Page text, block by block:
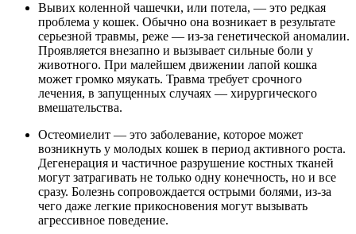
Вывих коленной чашечки, или потела, — это редкая
проблема у кошек. Обычно она возникает в результате
серьезной травмы, реже — из-за генетической аномалии.
Проявляется внезапно и вызывает сильные боли у
животного. При малейшем движении лапой кошка
может громко мяукать. Травма требует срочного
лечения, в запущенных случаях — хирургического
вмешательства.
Остеомиелит — это заболевание, которое может
возникнуть у молодых кошек в период активного роста.
Дегенерация и частичное разрушение костных тканей
могут затрагивать не только одну конечность, но и все
сразу. Болезнь сопровождается острыми болями, из-за
чего даже легкие прикосновения могут вызывать
агрессивное поведение.